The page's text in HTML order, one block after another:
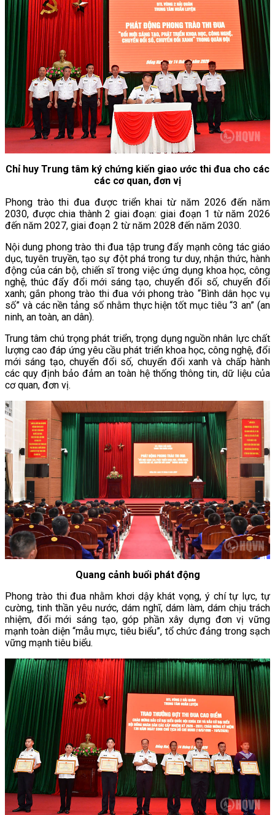
Chỉ huy Trung tâm ký chứng kiến giao ước thi đua cho các
các cơ quan, đơn vị
Phong trào thi đua được triển khai từ năm 2026 đến năm
2030, được chia thành 2 giai đoạn: giai đoạn 1 từ năm 2026
đến năm 2027, giai đoạn 2 từ năm 2028 đến năm 2030.
Nội dung phong trào thi đua tập trung đẩy mạnh công tác giáo
dục, tuyên truyền, tạo sự đột phá trong tư duy, nhận thức, hành
động của cán bộ, chiến sĩ trong việc ứng dụng khoa học, công
nghệ, thúc đẩy đổi mới sáng tạo, chuyển đổi số, chuyển đổi
xanh; gắn phong trào thi đua với phong trào “Bình dân học vụ
số” và các nền tảng số nhằm thực hiện tốt mục tiêu “3 an” (an
ninh, an toàn, an dân).
Trung tâm chú trọng phát triển, trọng dụng nguồn nhân lực chất
lượng cao đáp ứng yêu cầu phát triển khoa học, công nghệ, đổi
mới sáng tạo, chuyển đổi số, chuyển đổi xanh và chấp hành
các quy định bảo đảm an toàn hệ thống thông tin, dữ liệu của
cơ quan, đơn vị.
Quang cảnh buổi phát động
Phong trào thi đua nhằm khơi dậy khát vọng, ý chí tự lực, tự
cường, tinh thần yêu nước, dám nghĩ, dám làm, dám chịu trách
nhiệm, đổi mới sáng tạo, góp phần xây dựng đơn vị vững
mạnh toàn diện “mẫu mực, tiêu biểu”, tổ chức đảng trong sạch
vững mạnh tiêu biểu.